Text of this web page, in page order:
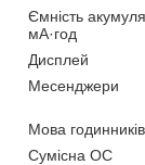
Ємність
мА·год
Дисплей
Месенджери
Мова годинників
Сумісна ОС